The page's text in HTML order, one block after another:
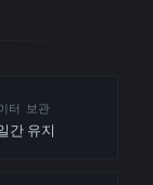
터 보관
간 유지